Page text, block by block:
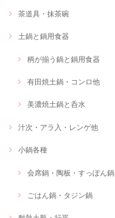
茶道具・抹茶碗
土鍋と鍋用食器
柄が揃う鍋と鍋用食器
有田焼土鍋・コンロ他
美濃焼土鍋と呑水
汁次・アラ入・レンゲ他
小鍋各種
会席鍋・陶板・すっぽん鍋
ごはん鍋・タジン鍋